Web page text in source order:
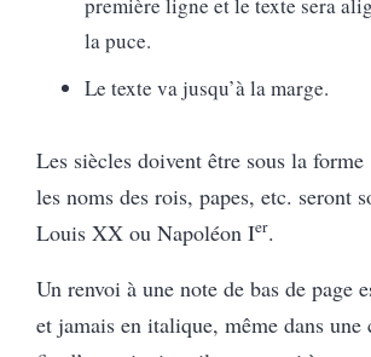
la puce.
Le texte va jusqu’à la marge.
Les siècles doivent être sous la
les noms des rois, papes, etc. seront
Louis XX ou Napoléon Ier.
Un renvoi à une note de bas de page
et jamais en italique, même dans